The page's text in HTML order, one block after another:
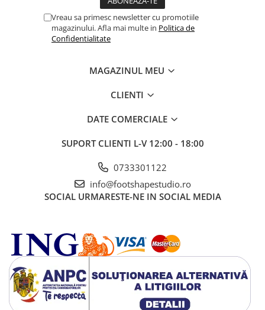
Vreau sa primesc newsletter cu promotiile
magazinului. Afla mai multe in Politica de
Confidentialitate
MAGAZINUL MEU
CLIENTI
DATE COMERCIALE
SUPORT CLIENTI L-V 12:00 - 18:00
0733301122
info@footshapestudio.ro
SOCIAL URMARESTE-NE IN SOCIAL MEDIA